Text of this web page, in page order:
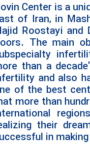
Center is a
of Iran, in
Roostayi and
The main
than a
and also
of the best
more than
their
in